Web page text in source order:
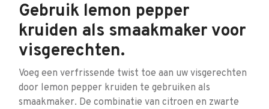
Gebruik lemon pepper
kruiden als smaakmaker voor
visgerechten.
Voeg een verfrissende twist toe aan uw visgerechten
door lemon pepper kruiden te gebruiken als
smaakmaker. De combinatie van citroen en zwarte